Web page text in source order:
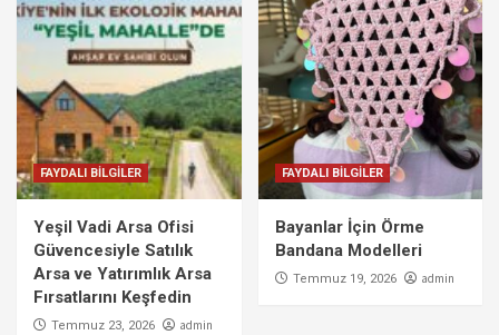
FAYDALI BİLGİLER
Yeşil Vadi Arsa Ofisi
Güvencesiyle Satılık
Arsa ve Yatırımlık Arsa
Fırsatlarını Keşfedin
Temmuz 23, 2026 admin
FAYDALI BİLGİLER
Bayanlar İçin Örme
Bandana Modelleri
Temmuz 19, 2026 admin